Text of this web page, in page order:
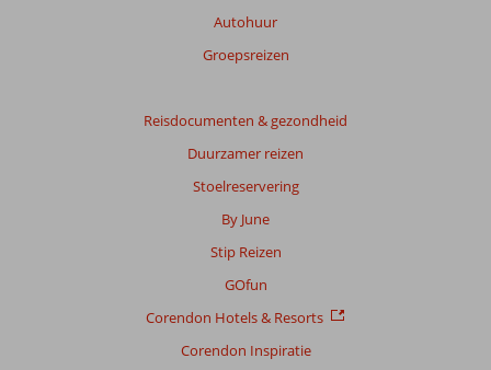
Autohuur
Groepsreizen
Reisdocumenten & gezondheid
Duurzamer reizen
Stoelreservering
By June
Stip Reizen
GOfun
Corendon Hotels & Resorts
Corendon Inspiratie